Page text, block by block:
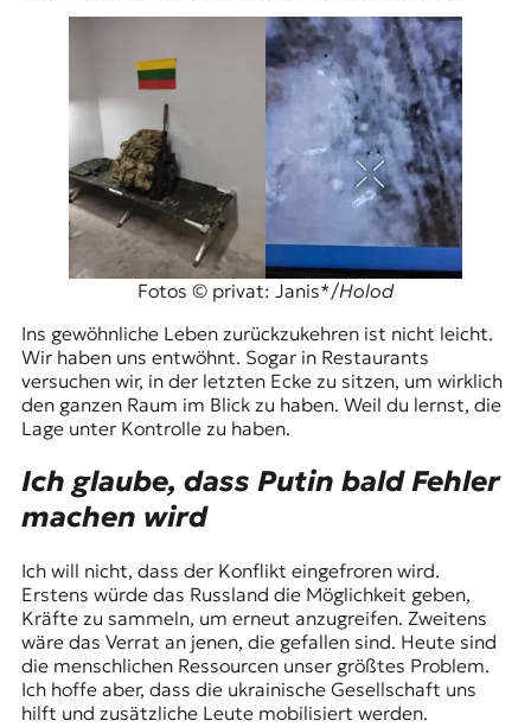
Fotos © privat: Janis*/Holod
Ins gewöhnliche Leben zurückzukehren ist nicht leicht.
Wir haben uns entwöhnt. Sogar in Restaurants
versuchen wir, in der letzten Ecke zu sitzen, um wirklich
den ganzen Raum im Blick zu haben. Weil du lernst, die
Lage unter Kontrolle zu haben.
Ich glaube, dass Putin bald Fehler
machen wird
Ich will nicht, dass der Konflikt eingefroren wird.
Erstens würde das Russland die Möglichkeit geben,
Kräfte zu sammeln, um erneut anzugreifen. Zweitens
wäre das Verrat an jenen, die gefallen sind. Heute sind
die menschlichen Ressourcen unser größtes Problem.
Ich hoffe aber, dass die ukrainische Gesellschaft uns
hilft und zusätzliche Leute mobilisiert werden.